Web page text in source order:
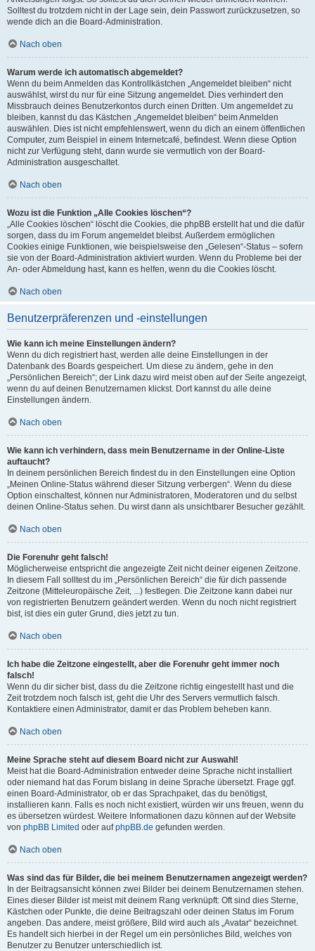
Solltest du trotzdem nicht in der Lage sein, dein Passwort zurückzusetzen, so
wende dich an die Board-Administration.
Nach oben
Warum werde ich automatisch abgemeldet?
Wenn du beim Anmelden das Kontrollkästchen „Angemeldet bleiben“ nicht
auswählst, wirst du nur für eine Sitzung angemeldet. Dies verhindert den
Missbrauch deines Benutzerkontos durch einen Dritten. Um angemeldet zu
bleiben, kannst du das Kästchen „Angemeldet bleiben“ beim Anmelden
auswählen. Dies ist nicht empfehlenswert, wenn du dich an einem öffentlichen
Computer, zum Beispiel in einem Internetcafé, befindest. Wenn diese Option
nicht zur Verfügung steht, dann wurde sie vermutlich von der Board-
Administration ausgeschaltet.
Nach oben
Wozu ist die Funktion „Alle Cookies löschen“?
„Alle Cookies löschen“ löscht die Cookies, die phpBB erstellt hat und die dafür
sorgen, dass du im Forum angemeldet bleibst. Außerdem ermöglichen
Cookies einige Funktionen, wie beispielsweise den „Gelesen“-Status – sofern
sie von der Board-Administration aktiviert wurden. Wenn du Probleme bei der
An- oder Abmeldung hast, kann es helfen, wenn du die Cookies löscht.
Nach oben
Benutzerpräferenzen und -einstellungen
Wie kann ich meine Einstellungen ändern?
Wenn du dich registriert hast, werden alle deine Einstellungen in der
Datenbank des Boards gespeichert. Um diese zu ändern, gehe in den
„Persönlichen Bereich“; der Link dazu wird meist oben auf der Seite angezeigt,
wenn du auf deinen Benutzernamen klickst. Dort kannst du alle deine
Einstellungen ändern.
Nach oben
Wie kann ich verhindern, dass mein Benutzername in der Online-Liste
auftaucht?
In deinem persönlichen Bereich findest du in den Einstellungen eine Option
„Meinen Online-Status während dieser Sitzung verbergen“. Wenn du diese
Option einschaltest, können nur Administratoren, Moderatoren und du selbst
deinen Online-Status sehen. Du wirst dann als unsichtbarer Besucher gezählt.
Nach oben
Die Forenuhr geht falsch!
Möglicherweise entspricht die angezeigte Zeit nicht deiner eigenen Zeitzone.
In diesem Fall solltest du im „Persönlichen Bereich“ die für dich passende
Zeitzone (Mitteleuropäische Zeit, ...) festlegen. Die Zeitzone kann dabei nur
von registrierten Benutzern geändert werden. Wenn du noch nicht registriert
bist, ist dies ein guter Grund, dies jetzt zu tun.
Nach oben
Ich habe die Zeitzone eingestellt, aber die Forenuhr geht immer noch
falsch!
Wenn du dir sicher bist, dass du die Zeitzone richtig eingestellt hast und die
Zeit trotzdem noch falsch ist, geht die Uhr des Servers vermutlich falsch.
Kontaktiere einen Administrator, damit er das Problem beheben kann.
Nach oben
Meine Sprache steht auf diesem Board nicht zur Auswahl!
Meist hat die Board-Administration entweder deine Sprache nicht installiert
oder niemand hat das Forum bislang in deine Sprache übersetzt. Frage ggf.
einen Board-Administrator, ob er das Sprachpaket, das du benötigst,
installieren kann. Falls es noch nicht existiert, würden wir uns freuen, wenn du
es übersetzen würdest. Weitere Informationen dazu können auf der Website
von phpBB Limited oder aufphpBB.de gefunden werden.
Nach oben
Was sind das für Bilder, die bei meinem Benutzernamen angezeigt werden?
In der Beitragsansicht können zwei Bilder bei deinem Benutzernamen stehen.
Eines dieser Bilder ist meist mit deinem Rang verknüpft: Oft sind dies Sterne,
Kästchen oder Punkte, die deine Beitragszahl oder deinen Status im Forum
angeben. Das andere, meist größere, Bild wird auch als „Avatar“ bezeichnet.
Es handelt sich hierbei in der Regel um ein persönliches Bild, welches von
Benutzer zu Benutzer unterschiedlich ist.